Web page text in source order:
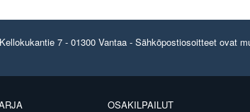
7 - 01300 Vantaa - Sähköpostiosoitteet ovat
OSAKILPAILUT